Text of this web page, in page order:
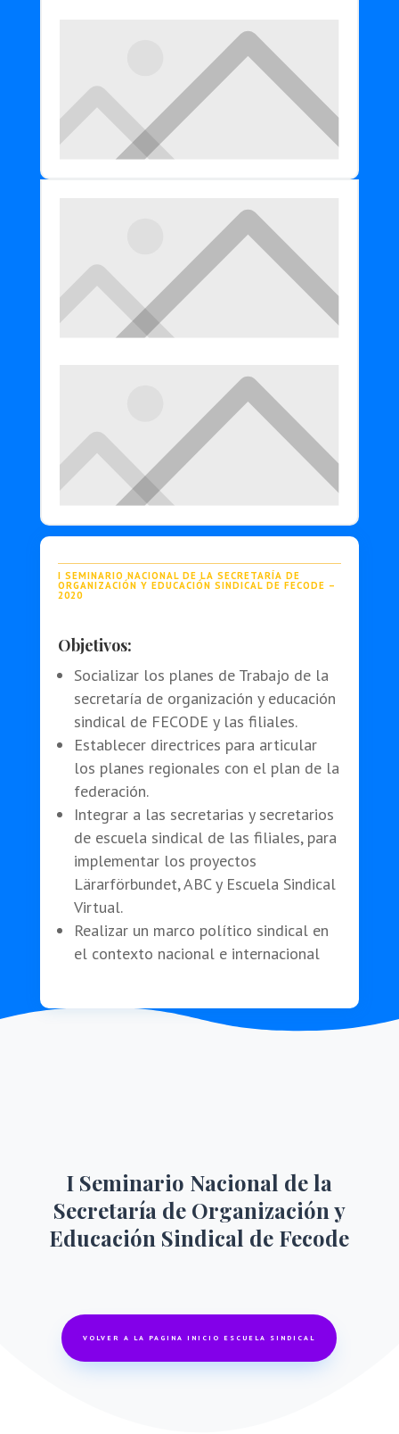
I SEMINARIO NACIONAL DE LA SECRETARÍA DE
ORGANIZACIÓN Y EDUCACIÓN SINDICAL DE FECODE –
2020
Objetivos:
Socializar los planes de Trabajo de la
secretaría de organización y educación
sindical de FECODE y las filiales.
Establecer directrices para articular
los planes regionales con el plan de la
federación.
Integrar a las secretarias y secretarios
de escuela sindical de las filiales, para
implementar los proyectos
Lärarförbundet, ABC y Escuela Sindical
Virtual.
Realizar un marco político sindical en
el contexto nacional e internacional
I Seminario Nacional de la
Secretaría de Organización y
Educación Sindical de Fecode
VOLVER A LA PAGINA INICIO ESCUELA SINDICAL